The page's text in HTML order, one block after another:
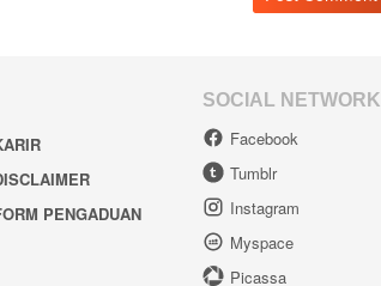
PENGADUAN
SOCIAL NETWORK
Facebook
Tumblr
Instagram
Myspace
Picassa